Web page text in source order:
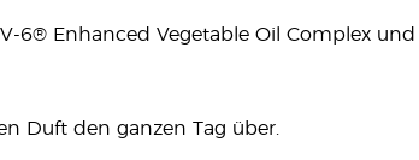
6® Enhanced Vegetable Oil Complex
Duft den ganzen Tag über.